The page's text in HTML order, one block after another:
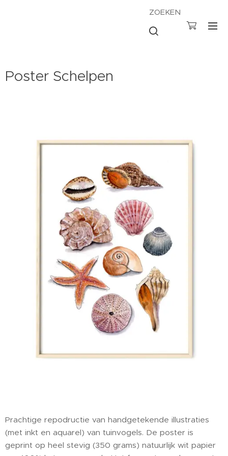
ZOEKEN
Poster Schelpen
Prachtige repodructie van handgetekende illustraties
(met inkt en aquarel) van tuinvogels. De poster is
geprint op heel stevig (350 grams) natuurlijk wit papier